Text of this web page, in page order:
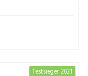
Testsieger 2021